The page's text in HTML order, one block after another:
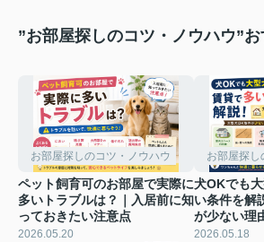
”お部屋探しのコツ・ノウハウ”
お部屋探しのコツ・ノウハウ
ペット飼育可のお部屋で実際に
多いトラブルは？｜入居前に知
っておきたい注意点
2026.05.20
お部屋探し
犬OKでも
い条件を解
が少ない理
2026.05.18